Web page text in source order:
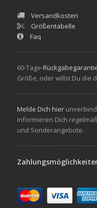
Versandkosten
Größentabelle
Faq
60-Tage-
Größe, oder willst Du die
Melde Dich hier
informieren Dich
und Sonderangebote.